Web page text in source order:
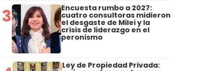
3 Encuesta rumbo a 2027:
cuatro consultoras midieron
el desgaste de Milei y la
crisis de liderazgo en el
peronismo
Ley de Propiedad Privada: